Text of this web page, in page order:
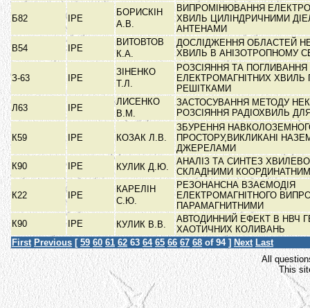
Б82 ІРЕ
БОРИСКІН
А.В.
ВИПРОМІНЮВАННЯ
ХВИЛЬ ЦИЛІНДРИЧНИМИ
АНТЕНАМИ
В54
ІРЕ
ВИТОВТОВ
К.А.
ДОСЛІДЖЕННЯ ОБЛАСТЕЙ
ХВИЛЬ В АНІЗОТРОПНОМУ
З-63 ІРЕ
ЗІНЕНКО
Т.Л.
РОЗСІЯННЯ ТА ПОГЛИВАННЯ
ЕЛЕКТРОМАГНІТНИХ
РЕШІТКАМИ
Л63
ІРЕ
ЛИСЕНКО
В.М.
ЗАСТОСУВАННЯ МЕТОДУ
РОЗСІЯННЯ РАДІОХВИЛЬ
К59 ІРЕ КОЗАК Л.В.
ЗБУРЕННЯ
ПРОСТОРУ,ВИКЛИКАНІ
ДЖЕРЕЛАМИ
К90
ІРЕ КУЛИК Д.Ю.
АНАЛІЗ ТА СИНТЕЗ
СКЛАДНИМИ
К22 ІРЕ
КАРЕЛІН
С.Ю.
РЕЗОНАНСНА ВЗАЄМОДІЯ
ЕЛЕКТРОМАГНІТНОГО
ПАРАМАГНИТНИМИ
К90
ІРЕ КУЛИК В.В.
АВТОДИННИЙ ЕФЕКТ В НВЧ
ХАОТИЧНИХ КОЛИВАНЬ
First Previous [ 59 60 61 62 63 64 65 66 67 68 of 94 ] Next Last
All
This